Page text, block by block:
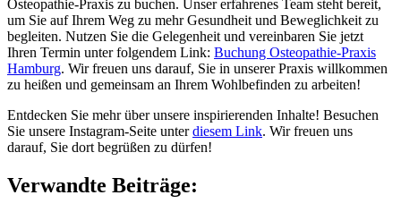
Osteopathie-Praxis zu buchen. Unser erfahrenes Team steht bereit,
um Sie auf Ihrem Weg zu mehr Gesundheit und Beweglichkeit zu
begleiten. Nutzen Sie die Gelegenheit und vereinbaren Sie jetzt
Ihren Termin unter folgendem Link: Buchung Osteopathie-Praxis
Hamburg. Wir freuen uns darauf, Sie in unserer Praxis willkommen
zu heißen und gemeinsam an Ihrem Wohlbefinden zu arbeiten!
Entdecken Sie mehr über unsere inspirierenden Inhalte! Besuchen
Sie unsere Instagram-Seite unterdiesem Link. Wir freuen uns
darauf, Sie dort begrüßen zu dürfen!
Verwandte Beiträge: